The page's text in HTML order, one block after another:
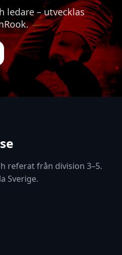
ledare – utvecklas
referat från division 3–5.
Sverige.